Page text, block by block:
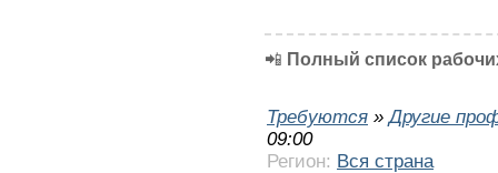
📲 Полный список
Требуются »Другие
09:00
Регион: Вся страна